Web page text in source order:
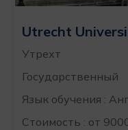
Utrecht
Утрехт
Государственный
Язык обучения :
Стоимость : от